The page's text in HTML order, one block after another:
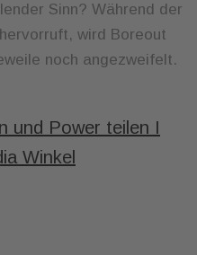
Sinn? Während der
wird Boreout
noch angezweifelt.